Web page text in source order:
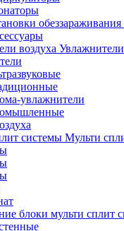
обеззараживания
Увлажнители
увлажнители
Мульти
блоки мульти сплит